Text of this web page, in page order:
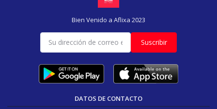
Bien Venido a Aflixa 2023
Suscribir
DATOS DE CONTACTO